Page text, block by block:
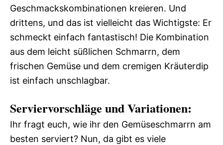
Geschmackskombinationen kreieren. Und
drittens, und das ist vielleicht das Wichtigste: Er
schmeckt einfach fantastisch! Die Kombination
aus dem leicht süßlichen Schmarrn, dem
frischen Gemüse und dem cremigen Kräuterdip
ist einfach unschlagbar.
Serviervorschläge und Variationen:
Ihr fragt euch, wie ihr den Gemüseschmarrn am
besten serviert? Nun, da gibt es viele